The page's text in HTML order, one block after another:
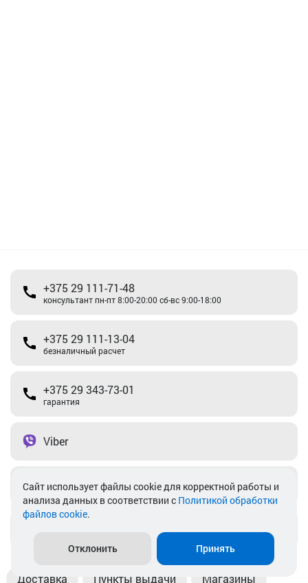
+375 29 111-71-48
консультант пн-пт 8:00-20:00 сб-вс 9:00-18:00
+375 29 111-13-04
безналичный расчет
+375 29 343-73-01
гарантия
Viber
Telegram
Доставка Пункты выдачи Магазины
Cайт использует файлы cookie для корректной работы и
анализа данных в соответствии с Политикой обработки
файлов cookie.
Отклонить Принять